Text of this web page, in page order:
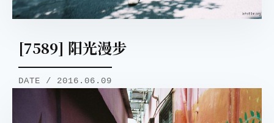
[7589] 阳光漫步
DATE / 2016.06.09